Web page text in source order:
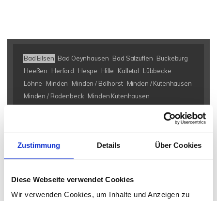
Zustimmung Details Über Cookies
Diese Webseite verwendet Cookies
Wir verwenden Cookies, um Inhalte und Anzeigen zu
Bad Eilsen Bad Oeynhausen Bad Salzuflen Bückeburg
Heeßen
Herford Hespe Hille Kalletal
Lübbecke
Löhne
Minden Minden / Bölhorst Minden / Kutenhausen
Minden / Rodenbeck Minden Kutenhausen
Petershagen / Friedewalde Porta Westfalica
Porta Westfalica / Barkhausen
Porta Westfalica / Eisbergen
Porta Westfalica / Neesen
Porta Westfalica / Veltheim
Porta Westfalica / Vennebeck Rahden Rinteln Vlotho